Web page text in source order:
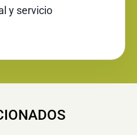
y servicio